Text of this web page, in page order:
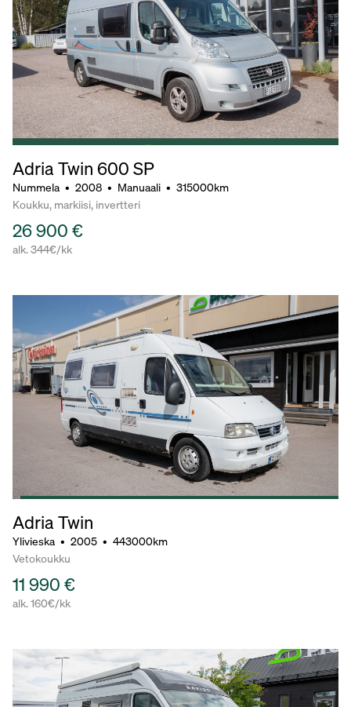
Adria Twin 600 SP
Nummela • 2008 • Manuaali • 315000km
Koukku, markiisi, invertteri
26 900 €
alk. 344€/kk
Adria Twin
Ylivieska • 2005 • 443000km
Vetokoukku
11 990 €
alk. 160€/kk